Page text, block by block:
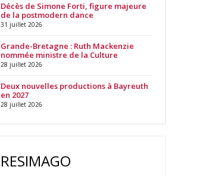
Décès de Simone Forti, figure majeure
de la postmodern dance
31 juillet 2026
Grande-Bretagne : Ruth Mackenzie
nommée ministre de la Culture
28 juillet 2026
Deux nouvelles productions à Bayreuth
en 2027
28 juillet 2026
RESIMAGO